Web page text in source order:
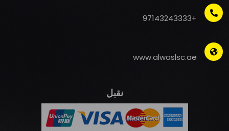
+97143243333
www.alwaslsc.ae
نقبل